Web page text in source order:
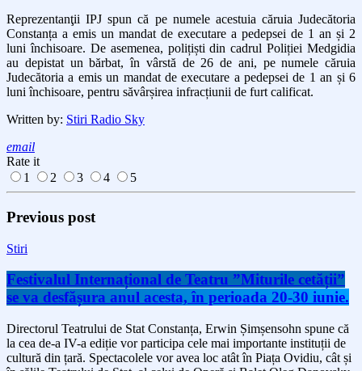
Reprezentanţii IPJ spun că pe numele acestuia căruia Judecătoria
Constanța a emis un mandat de executare a pedepsei de 1 an și 2
luni închisoare. De asemenea, polițiști din cadrul Poliției Medgidia
au depistat un bărbat, în vârstă de 26 de ani, pe numele căruia
Judecătoria a emis un mandat de executare a pedepsei de 1 an și 6
luni închisoare, pentru săvârșirea infracțiunii de furt calificat.
Written by: Stiri Radio Sky
email
Rate it
1
2 3 4 5
Previous post
Stiri
Festivalul Internațional de Teatru ”Miturile cetății”
se va desfășura anul acesta, în perioada 20-30 iunie.
Directorul Teatrului de Stat Constanța, Erwin Șimșensohn spune că
la cea de-a IV-a ediție vor participa cele mai importante instituții de
cultură din țară. Spectacolele vor avea loc atât în Piața Ovidiu, cât și